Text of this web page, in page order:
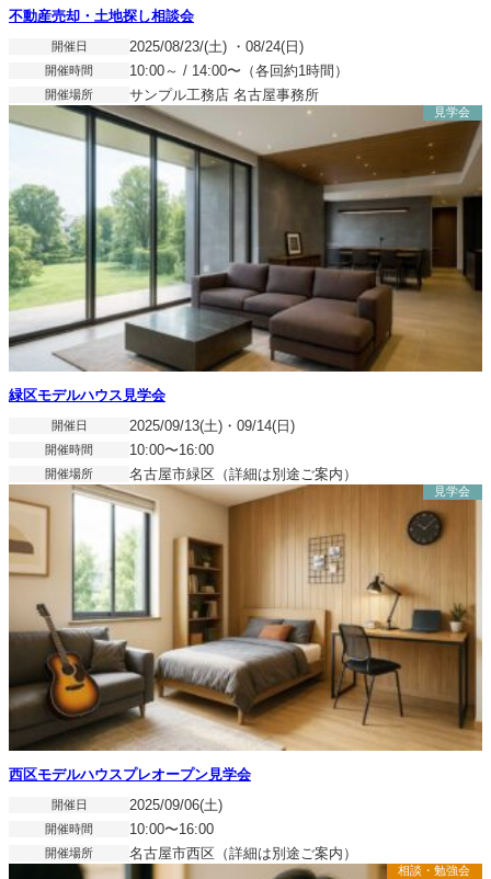
不動産売却・土地探し相談会
開催日 2025/08/23/(土) ・08/24(日)
開催時間 10:00～ / 14:00〜（各回約1時間）
開催場所 サンプル工務店 名古屋事務所
見学会
緑区モデルハウス見学会
開催日 2025/09/13(土)・09/14(日)
開催時間 10:00〜16:00
開催場所 名古屋市緑区（詳細は別途ご案内）
見学会
西区モデルハウスプレオープン見学会
開催日 2025/09/06(土)
開催時間 10:00〜16:00
開催場所 名古屋市西区（詳細は別途ご案内）
相談・勉強会